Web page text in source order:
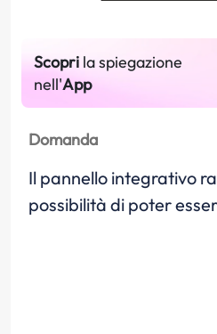
Scopri la spiegazione
nell'App
Domanda
Il pannello integrativo
possibilità di poter